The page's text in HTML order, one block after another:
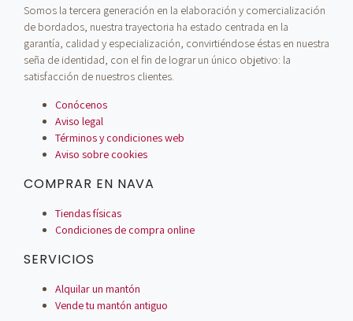
Somos la tercera generación en la elaboración y comercialización
de bordados, nuestra trayectoria ha estado centrada en la
garantía, calidad y especialización, convirtiéndose éstas en nuestra
seña de identidad, con el fin de lograr un único objetivo: la
satisfacción de nuestros clientes.
Conócenos
Aviso legal
Términos y condiciones web
Aviso sobre cookies
COMPRAR EN NAVA
Tiendas físicas
Condiciones de compra online
SERVICIOS
Alquilar un mantón
Vende tu mantón antiguo